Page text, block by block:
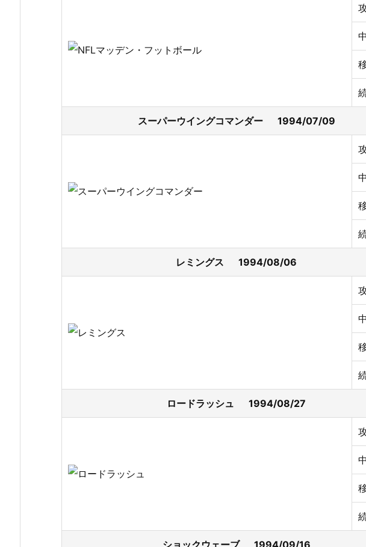
スーパーウイングコマンダー 1994/07/09
レミングス 1994/08/06
ロードラッシュ 1994/08/27
ショックウェーブ 1994/09/16